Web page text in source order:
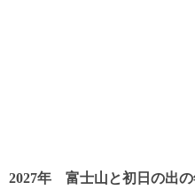
2027年 富士山と初日の出の